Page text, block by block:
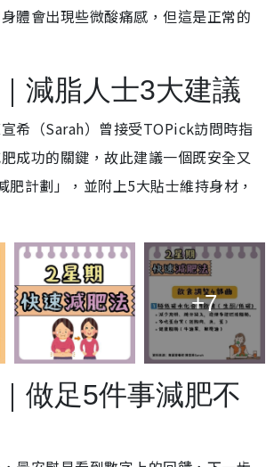
體會出現些微酸痛感，但這是正常的
減脂人士3大建議
希（Sarah）曾接受TOPick訪問時指
成功的關鍵，故此建議一個既安全又
肥計劃」，並附上5大貼士維持身材，
+7
做足5件事減肥不